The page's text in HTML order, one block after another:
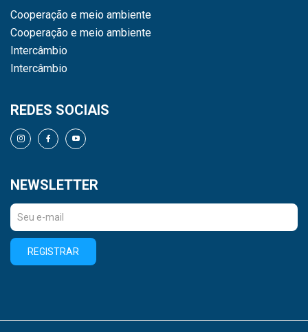
Cooperação e meio ambiente
Cooperação e meio ambiente
Intercâmbio
Intercâmbio
REDES SOCIAIS
NEWSLETTER
REGISTRAR